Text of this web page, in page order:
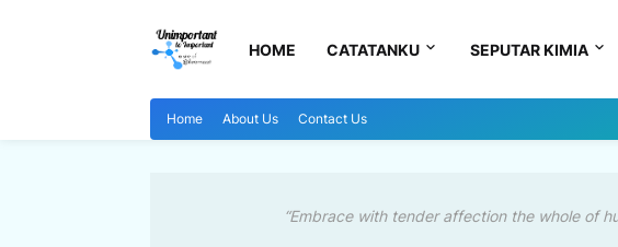
HOME CATATANKU SEPUTAR KIMIA
Home About Us Contact Us
“Embrace with tender affection the whole of